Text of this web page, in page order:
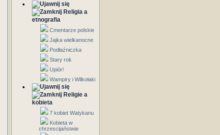
Religia a
etnografia
Cmentarze polskie
Jajka wielkanocne
Podłaźniczka
Stary rok
Upiór!
Wampiry i Wilkołaki
Religie a
kobieta
7 kobiet Watykanu
Kobieta w
chrzescijaństwie